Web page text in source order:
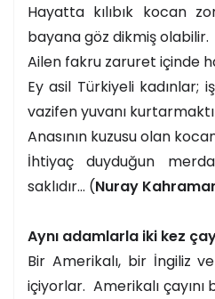
Hayatta kılıbık kocan
bayana göz dikmiş olabilir.
Ailen fakru zaruret içinde
Ey asil Türkiyeli
vazifen yuvanı
Anasının kuzusu olan
İhtiyaç duyduğun
saklıdır... (Nuray
Aynı adamlarla iki kez
Bir Amerikalı, bir İngiliz
içiyorlar. Amerikalı